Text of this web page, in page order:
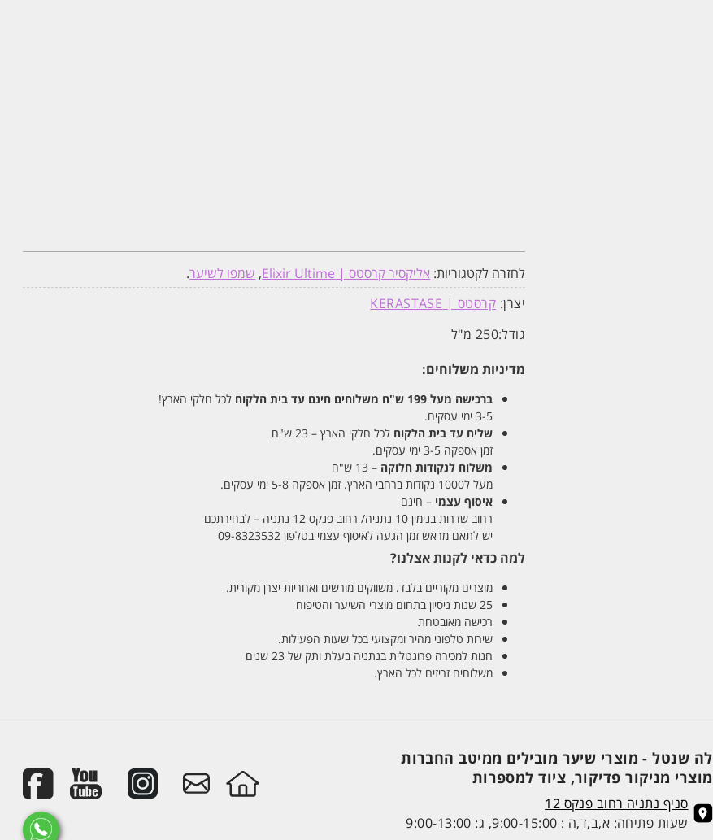
לחזרה לקטגוריות: אליקסיר קרסטס | Elixir Ultime , שמפו לשיער.
יצרן: קרסטס | KERASTASE
גודל:250 מ"ל
מדיניות משלוחים:
ברכישה מעל 199 ש"ח משלוחים חינם עד בית הלקוח לכל חלקי הארץ!
3-5 ימי עסקים.
שליח עד בית הלקוח לכל חלקי הארץ – 23 ש"ח
זמן אספקה 3-5 ימי עסקים.
משלוח לנקודות חלוקה – 13 ש"ח
מעל ל1000 נקודות ברחבי הארץ. זמן אספקה 5-8 ימי עסקים.
איסוף עצמי – חינם
רחוב שדרות בנימין 10 נתניה/ רחוב פנקס 12 נתניה – לבחירתכם
יש לתאם מראש זמן הגעה לאיסוף עצמי בטלפון 09-8323532
למה כדאי לקנות אצלנו?
מוצרים מקוריים בלבד. משווקים מורשים ואחריות יצרן מקורית.
25 שנות ניסיון בתחום מוצרי השיער והטיפוח
רכישה מאובטחת
שירות טלפוני מהיר ומקצועי בכל שעות הפעילות.
חנות למכירה פרונטלית בנתניה בעלת ותק של 23 שנים
משלוחים זריזים לכל הארץ.
לה שנטל - מוצרי שיער מובילים ממיטב החברות
מוצרי מניקור פדיקור, ציוד למספרות
סניף נתניה רחוב פנקס 12
שעות פתיחה: א,ב,ד,ה : 9:00-15:00, ג: 9:00-13:00